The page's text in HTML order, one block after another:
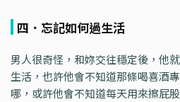
四．忘記如何過生活
男人很奇怪，和妳交往穩定後，他
生活，也許他會不知道那條喝喜酒
哪，或許他會不知道每天用來擦屁